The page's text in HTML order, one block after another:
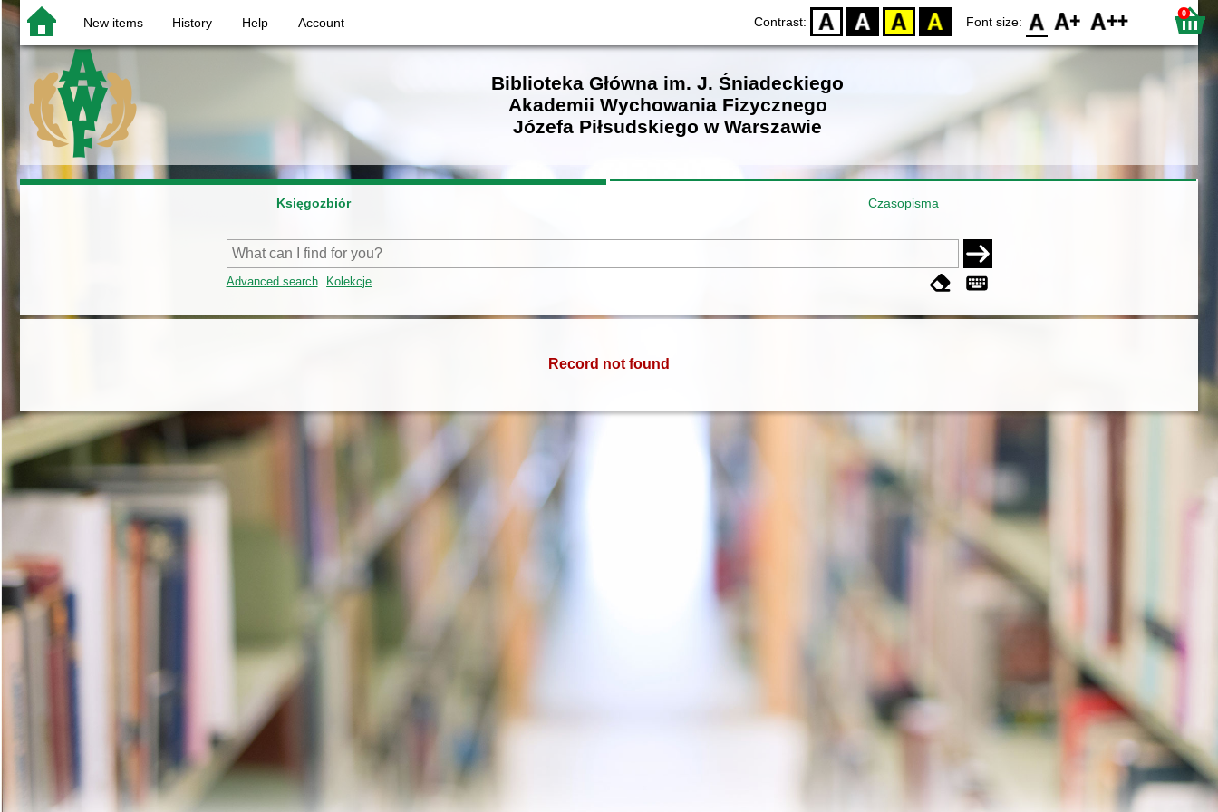
New items History Help Account Contrast: D BW YB BY Font size: F0 F1 F2 0
Biblioteka Główna im. J. Śniadeckiego
Akademii Wychowania Fizycznego
Józefa Piłsudskiego w Warszawie
Księgozbiór Czasopisma
Advanced search Kolekcje
Record not found